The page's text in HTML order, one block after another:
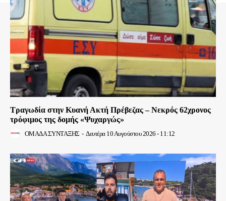
Τραγωδία στην Κυανή Ακτή Πρέβεζας – Νεκρός 62χρονος
τρόφιμος της δομής «Ψυχαργώς»
ΟΜΑΔΑ ΣΥΝΤΑΞΗΣ - Δευτέρα 10 Αυγούστου 2026 - 11:12